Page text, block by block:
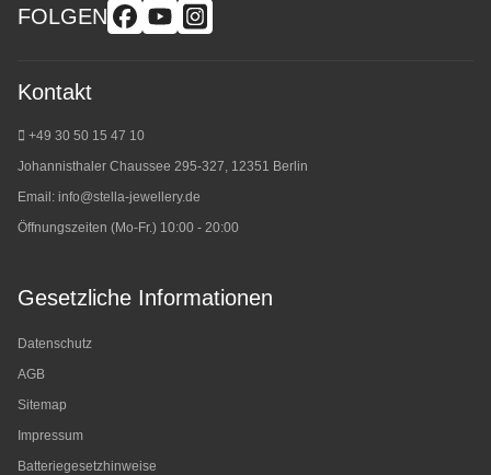
FOLGEN
Kontakt
+49 30 50 15 47 10
Johannisthaler Chaussee 295-327, 12351 Berlin
Email: info@stella-jewellery.de
Öffnungszeiten (Mo-Fr.) 10:00 - 20:00
Gesetzliche Informationen
Datenschutz
AGB
Sitemap
Impressum
Batteriegesetzhinweise